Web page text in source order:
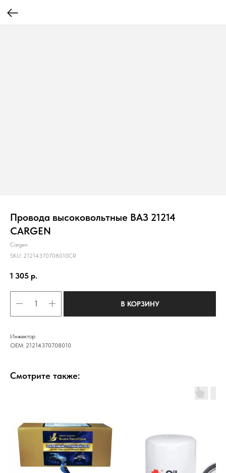
Провода высоковольтные ВАЗ 21214
CARGEN
Cargen
SKU: 21214370708010CR
1 305 р.
В КОРЗИНУ
Инжектор
OEM: 21214370708010
Смотрите также: